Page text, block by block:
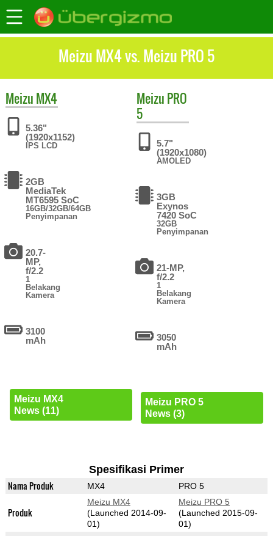
Meizu MX4 vs. Meizu PRO 5
Meizu MX4
5.36"
(1920x1152)
IPS LCD
2GB
MediaTek
MT6595 SoC
16GB/32GB/64GB
Penyimpanan
20.7-
MP,
f/2.2
1
Belakang
Kamera
3100
mAh
Meizu MX4
News (11)
Meizu PRO
5
5.7"
(1920x1080)
AMOLED
3GB
Exynos
7420 SoC
32GB
Penyimpanan
21-MP,
f/2.2
1
Belakang
Kamera
3050
mAh
Meizu PRO 5
News (3)
Spesifikasi Primer
Nama Produk MX4 PRO 5
Produk
Meizu MX4
(Launched 2014-09-
01)
Meizu PRO 5
(Launched 2015-09-
01)